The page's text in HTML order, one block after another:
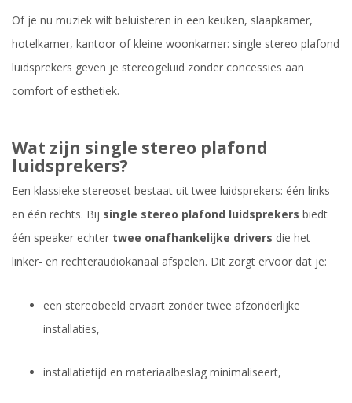
Of je nu muziek wilt beluisteren in een keuken, slaapkamer,
hotelkamer, kantoor of kleine woonkamer: single stereo plafond
luidsprekers geven je stereogeluid zonder concessies aan
comfort of esthetiek.
Wat zijn single stereo plafond
luidsprekers?
Een klassieke stereoset bestaat uit twee luidsprekers: één links
en één rechts. Bij single stereo plafond luidsprekers biedt
één speaker echter twee onafhankelijke drivers die het
linker- en rechteraudiokanaal afspelen. Dit zorgt ervoor dat je:
een stereobeeld ervaart zonder twee afzonderlijke
installaties,
installatietijd en materiaalbeslag minimaliseert,